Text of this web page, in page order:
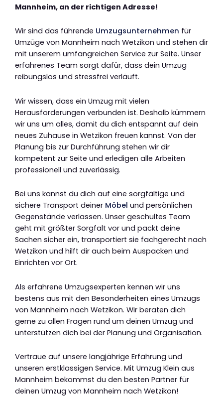
Mannheim, an der richtigen Adresse!
Wir sind das führende Umzugsunternehmen für
Umzüge von Mannheim nach Wetzikon und stehen dir
mit unserem umfangreichen Service zur Seite. Unser
erfahrenes Team sorgt dafür, dass dein Umzug
reibungslos und stressfrei verläuft.
Wir wissen, dass ein Umzug mit vielen
Herausforderungen verbunden ist. Deshalb kümmern
wir uns um alles, damit du dich entspannt auf dein
neues Zuhause in Wetzikon freuen kannst. Von der
Planung bis zur Durchführung stehen wir dir
kompetent zur Seite und erledigen alle Arbeiten
professionell und zuverlässig.
Bei uns kannst du dich auf eine sorgfältige und
sichere Transport deiner Möbel und persönlichen
Gegenstände verlassen. Unser geschultes Team
geht mit größter Sorgfalt vor und packt deine
Sachen sicher ein, transportiert sie fachgerecht nach
Wetzikon und hilft dir auch beim Auspacken und
Einrichten vor Ort.
Als erfahrene Umzugsexperten kennen wir uns
bestens aus mit den Besonderheiten eines Umzugs
von Mannheim nach Wetzikon. Wir beraten dich
gerne zu allen Fragen rund um deinen Umzug und
unterstützen dich bei der Planung und Organisation.
Vertraue auf unsere langjährige Erfahrung und
unseren erstklassigen Service. Mit Umzug Klein aus
Mannheim bekommst du den besten Partner für
deinen Umzug von Mannheim nach Wetzikon!